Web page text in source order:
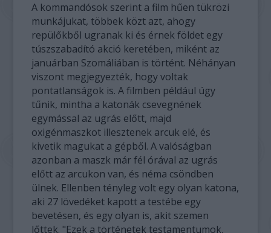
A kommandósok szerint a film hűen tükrözi
munkájukat, többek közt azt, ahogy
repülőkből ugranak ki és érnek földet egy
túszszabadító akció keretében, miként az
januárban Szomáliában is történt. Néhányan
viszont megjegyezték, hogy voltak
pontatlanságok is. A filmben például úgy
tűnik, mintha a katonák csevegnének
egymással az ugrás előtt, majd
oxigénmaszkot illesztenek arcuk elé, és
kivetik magukat a gépből. A valóságban
azonban a maszk már fél órával az ugrás
előtt az arcukon van, és néma csöndben
ülnek. Ellenben tényleg volt egy olyan katona,
aki 27 lövedéket kapott a testébe egy
bevetésen, és egy olyan is, akit szemen
lőttek. "Ezek a történetek testamentumok,